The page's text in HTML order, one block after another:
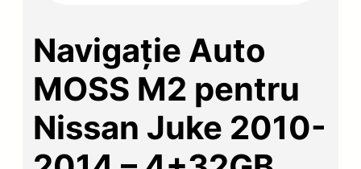
Navigație Auto
MOSS M2 pentru
Nissan Juke 2010-